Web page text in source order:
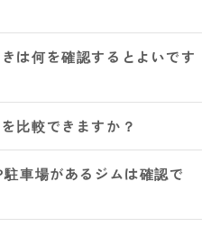
は何を確認するとよいです
比較できますか？
車場があるジムは確認で